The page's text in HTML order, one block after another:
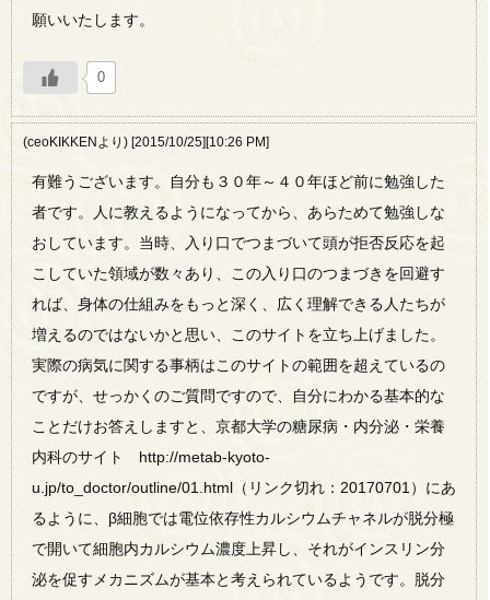
願いいたします。
0
(ceoKIKKENより) [2015/10/25][10:26 PM]
有難うございます。自分も３０年～４０年ほど前に勉強した
者です。人に教えるようになってから、あらためて勉強しな
おしています。当時、入り口でつまづいて頭が拒否反応を起
こしていた領域が数々あり、この入り口のつまづきを回避す
れば、身体の仕組みをもっと深く、広く理解できる人たちが
増えるのではないかと思い、このサイトを立ち上げました。
実際の病気に関する事柄はこのサイトの範囲を超えているの
ですが、せっかくのご質問ですので、自分にわかる基本的な
ことだけお答えしますと、京都大学の糖尿病・内分泌・栄養
内科のサイト http://metab-kyoto-
u.jp/to_doctor/outline/01.html（リンク切れ：20170701）にあ
るように、β細胞では電位依存性カルシウムチャネルが脱分極
で開いて細胞内カルシウム濃度上昇し、それがインスリン分
泌を促すメカニズムが基本と考えられているようです。脱分